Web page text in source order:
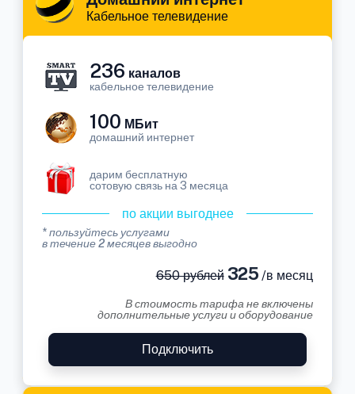
Кабельное телевидение
236 каналов
кабельное телевидение
100 МБит
домашний интернет
дарим бесплатную
сотовую связь на 3 месяца
по акции выгоднее
* пользуйтесь услугами
в течение 2 месяцев выгодно
650 рублей325 /в месяц
В стоимость тарифа не включены
дополнительные услуги и оборудование
Подключить